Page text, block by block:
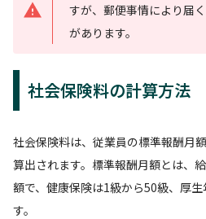
すが、郵便事情により届
があります。
社会保険料の計算方法
社会保険料は、従業員の標準報酬月
算出されます。標準報酬月額とは、
額で、健康保険は1級から50級、厚
す。